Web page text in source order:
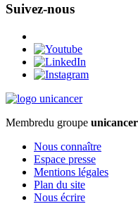
Suivez-nous
Membredu groupe unicancer
Nous connaître
Espace presse
Mentions légales
Plan du site
Nous écrire